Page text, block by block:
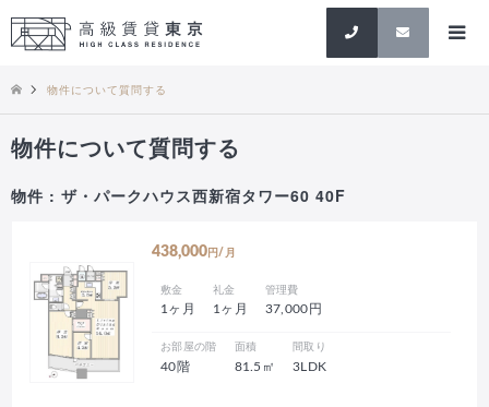
検索
物件について質問する
物件について質問する
物件 : ザ・パークハウス西新宿タワー60 40F
438,000 円/月
敷金
1ヶ月
礼金
1ヶ月
管理費
37,000円
お部屋の階
40階
面積
81.5㎡
間取り
3LDK